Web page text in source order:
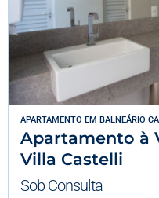
APARTAMENTO EM BALNEÁRIO
Apartamento à
Villa Castelli
Sob Consulta